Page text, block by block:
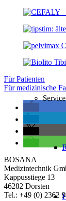
Für Patienten
Für medizinische
BOSANA
Medizintechnik
Kappusstiege 13
46282 Dorsten
Tel.: +49 (0) 2362